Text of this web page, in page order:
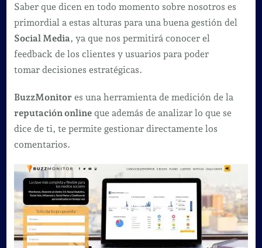
Saber que dicen en todo momento sobre nosotros es
primordial a estas alturas para una buena gestión del
Social Media, ya que nos permitirá conocer el
feedback de los clientes y usuarios para poder
tomar decisiones estratégicas.
BuzzMonitor es una herramienta de medición de la
reputación onlineque además de analizar lo que se
dice de ti, te permite gestionar directamente los
comentarios.